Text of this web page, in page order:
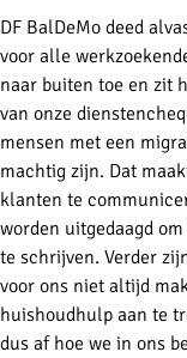
DF BalDeMo deed
voor alle
naar buiten toe en zit
van onze
mensen met een
machtig zijn. Dat
klanten te
worden uitgedaagd
te schrijven. Verder
voor ons niet altijd
huishoudhulp aan te
dus af hoe we in ons